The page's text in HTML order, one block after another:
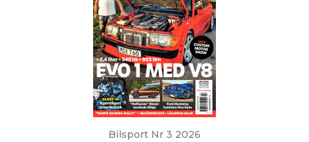
Bilsport Nr 3 2026